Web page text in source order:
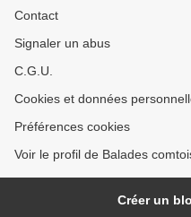
Contact
Signaler un abus
C.G.U.
Cookies et données
Préférences cookies
Voir le profil de Balades
Créer un